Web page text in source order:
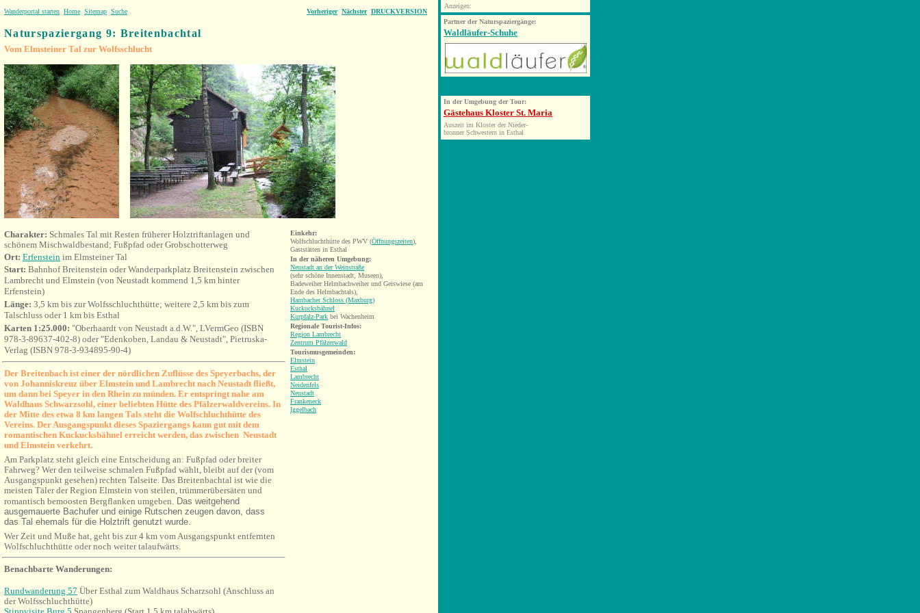
Wanderportal starten Home Sitemap Suche Vorheriger Nächster DRUCKVERSION
Naturspaziergang 9: Breitenbachtal
Vom Elmsteiner Tal zur Wolfsschlucht
Charakter: Schmales Tal mit Resten früherer Holztriftanlagen und
schönem Mischwaldbestand; Fußpfad oder Grobschotterweg
Ort: Erfenstein im Elmsteiner Tal
Start: Bahnhof Breitenstein oder Wanderparkplatz Breitenstein zwischen
Lambrecht und Elmstein (von Neustadt kommend 1,5 km hinter
Erfenstein)
Länge: 3,5 km bis zur Wolfsschluchthütte; weitere 2,5 km bis zum
Talschluss oder 1 km bis Esthal
Karten 1:25.000: "Oberhaardt von Neustadt a.d.W.", LVermGeo (ISBN
978-3-89637-402-8) oder "Edenkoben, Landau & Neustadt", Pietruska-
Verlag (ISBN 978-3-934895-90-4)
Der Breitenbach ist einer der nördlichen Zuflüsse des Speyerbachs, der
von Johanniskreuz über Elmstein und Lambrecht nach Neustadt fließt,
um dann bei Speyer in den Rhein zu münden. Er entspringt nahe am
Waldhaus Schwarzsohl, einer beliebten Hütte des Pfälzerwaldvereins. In
der Mitte des etwa 8 km langen Tals steht die Wolfschluchthütte des
Vereins. Der Ausgangspunkt dieses Spaziergangs kann gut mit dem
romantischen Kuckucksbähnel erreicht werden, das zwischen Neustadt
und Elmstein verkehrt.
Am Parkplatz steht gleich eine Entscheidung an: Fußpfad oder breiter
Fahrweg? Wer den teilweise schmalen Fußpfad wählt, bleibt auf der (vom
Ausgangspunkt gesehen) rechten Talseite. Das Breitenbachtal ist wie die
meisten Täler der Region Elmstein von steilen, trümmerübersäten und
romantisch bemoosten Bergflanken umgeben. Das weitgehend
ausgemauerte Bachufer und einige Rutschen zeugen davon, dass
das Tal ehemals für die Holztrift genutzt wurde.
Wer Zeit und Muße hat, geht bis zur 4 km vom Ausgangspunkt entfernten
Wolfschluchthütte oder noch weiter talaufwärts.
Benachbarte Wanderungen:
Rundwanderung 57 Über Esthal zum Waldhaus Scharzsohl (Anschluss an
derWolfsschluchthütte)
Einkehr:
Wolfschluchthütte des PWV (Öffnungszeiten),
Gaststätten in Esthal
In der näheren Umgebung:
Neustadt an der Weinstraße
(sehr schöne Innenstadt, Museen),
Badeweiher Helmbachweiher und Geiswiese (am
Ende des Helmbachtals),
Hambacher Schloss (Maxburg)
Kuckucksbähnel
Kurpfalz-Park bei Wachenheim
Regionale Tourist-Infos:
Region Lambrecht
Zentrum Pfälzerwald
Tourismusgemeinden:
Elmstein
Esthal
Lambrecht
Neidenfels
Neustadt
Frankeneck
Iggelbach
Anzeigen:
Partner der Naturspaziergänge:
Waldläufer-Schuhe
In der Umgebung der Tour:
Gästehaus Kloster St. Maria
Auszeit im Kloster der Nieder-
bronner Schwestern in Esthal